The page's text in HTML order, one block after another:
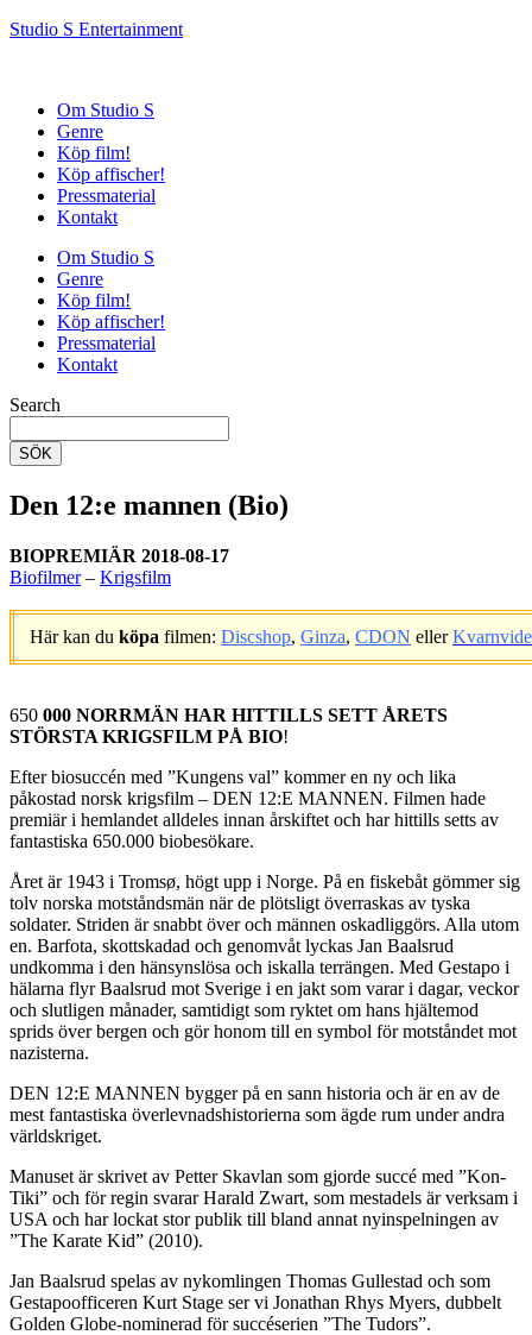
Studio S Entertainment
Om Studio S
Genre
Köp film!
Köp affischer!
Pressmaterial
Kontakt
Om Studio S
Genre
Köp film!
Köp affischer!
Pressmaterial
Kontakt
Search
SÖK
Den 12:e mannen (Bio)
BIOPREMIÄR 2018-08-17
Biofilmer– Krigsfilm
Här kan du köpa filmen: Discshop, Ginza, CDON eller
650 000 NORRMÄN HAR HITTILLS SETT ÅRETS
STÖRSTA KRIGSFILM PÅ BIO!
Efter biosuccén med ”Kungens val” kommer en ny och lika
påkostad norsk krigsfilm – DEN 12:E MANNEN. Filmen hade
premiär i hemlandet alldeles innan årskiftet och har hittills setts av
fantastiska 650.000 biobesökare.
Året är 1943 i Tromsø, högt upp i Norge. På en fiskebåt gömmer sig
tolv norska motståndsmän när de plötsligt överraskas av tyska
soldater. Striden är snabbt över och männen oskadliggörs. Alla utom
en. Barfota, skottskadad och genomvåt lyckas Jan Baalsrud
undkomma i den hänsynslösa och iskalla terrängen. Med Gestapo i
hälarna flyr Baalsrud mot Sverige i en jakt som varar i dagar, veckor
och slutligen månader, samtidigt som ryktet om hans hjältemod
sprids över bergen och gör honom till en symbol för motståndet mot
nazisterna.
DEN 12:E MANNEN bygger på en sann historia och är en av de
mest fantastiska överlevnadshistorierna som ägde rum under andra
världskriget.
Manuset är skrivet av Petter Skavlan som gjorde succé med ”Kon-
Tiki” och för regin svarar Harald Zwart, som mestadels är verksam i
USA och har lockat stor publik till bland annat nyinspelningen av
”The Karate Kid” (2010).
Jan Baalsrud spelas av nykomlingen Thomas Gullestad och som
Gestapoofficeren Kurt Stage ser vi Jonathan Rhys Myers, dubbelt
Golden Globe-nominerad för succéserien ”The Tudors”.